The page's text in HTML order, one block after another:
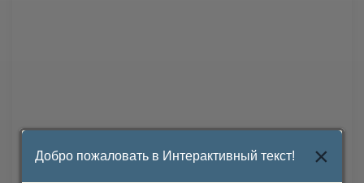
Добро пожаловать в Интерактивный текст! ×